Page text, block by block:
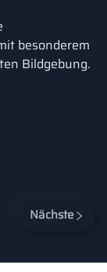
besonderem
Bildgebung.
Nächste